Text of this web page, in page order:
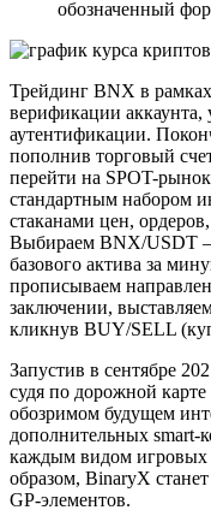
обозначенный
Трейдинг BNX в
верификации аккаунта,
аутентификации.
пополнив торговый
перейти на SPOT-
стандартным набором
стаканами цен,
Выбираем BNX/USDT –
базового актива за
прописываем
заключении,
кликнув BUY/SELL
Запустив в сентябре
судя по дорожной
обозримом будущем
дополнительных smart-
каждым видом игровых
образом, BinaryX
GP-элементов.